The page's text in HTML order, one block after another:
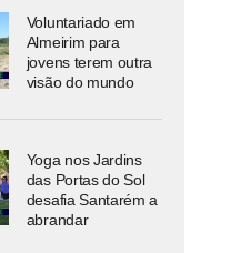
Voluntariado em
Almeirim para
jovens terem outra
visão do mundo
Yoga nos Jardins
das Portas do Sol
desafia Santarém a
abrandar